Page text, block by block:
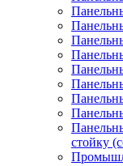
стойку